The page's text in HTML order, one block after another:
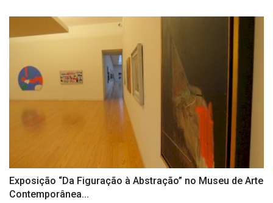
Exposição “Da Figuração à Abstração” no Museu de Arte
Contemporânea...